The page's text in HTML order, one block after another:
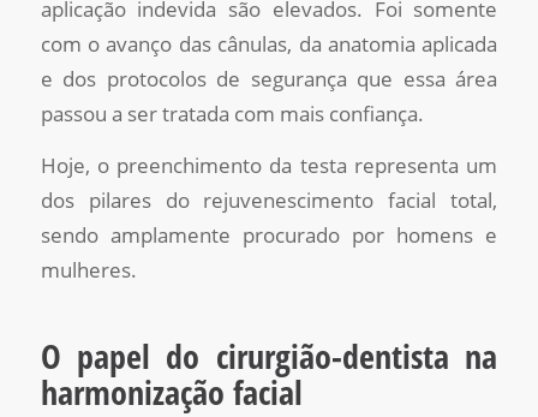
aplicação indevida são elevados. Foi somente
com o avanço das cânulas, da anatomia aplicada
e dos protocolos de segurança que essa área
passou a ser tratada com mais confiança.
Hoje, o preenchimento da testa representa um
dos pilares do rejuvenescimento facial total,
sendo amplamente procurado por homens e
mulheres.
O papel do cirurgião-dentista na
harmonização facial